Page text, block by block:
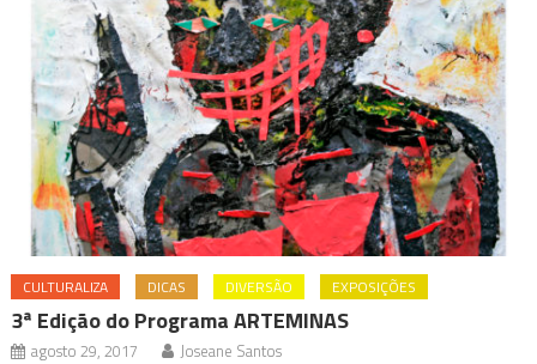
CULTURALIZA DICAS DIVERSÃO EXPOSIÇÕES
3ª Edição do Programa ARTEMINAS
agosto 29, 2017 Joseane Santos